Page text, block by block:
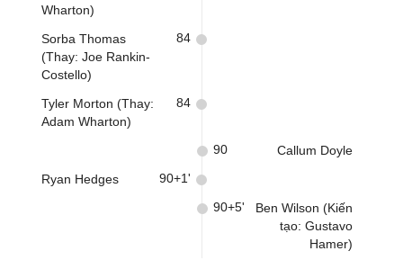
Wharton)
Sorba Thomas
(Thay: Joe Rankin-
Costello)
84
Tyler Morton (Thay:
Adam Wharton)
84
Callum Doyle
90
Ryan Hedges 90+1'
Ben Wilson (Kiến
tạo: Gustavo
Hamer)
90+5'